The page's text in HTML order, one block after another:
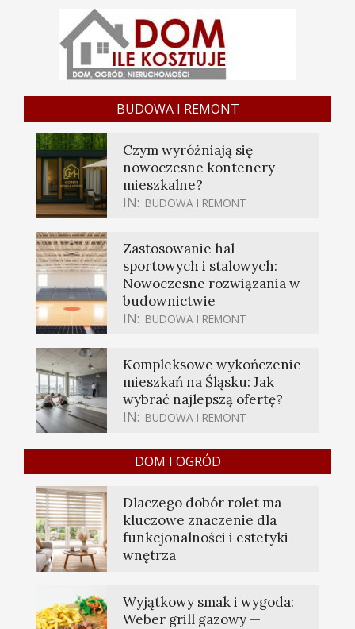
BUDOWA I REMONT
Czym wyróżniają się
nowoczesne kontenery
mieszkalne?
IN: BUDOWA I REMONT
Zastosowanie hal
sportowych i stalowych:
Nowoczesne rozwiązania w
budownictwie
IN: BUDOWA I REMONT
Kompleksowe wykończenie
mieszkań na Śląsku: Jak
wybrać najlepszą ofertę?
IN: BUDOWA I REMONT
DOM I OGRÓD
Dlaczego dobór rolet ma
kluczowe znaczenie dla
funkcjonalności i estetyki
wnętrza
Wyjątkowy smak i wygoda:
Weber grill gazowy —